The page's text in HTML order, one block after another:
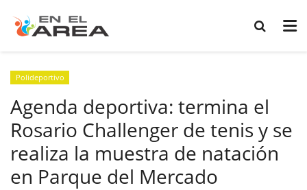
Polideportivo
Agenda deportiva: termina el
Rosario Challenger de tenis y se
realiza la muestra de natación
en Parque del Mercado